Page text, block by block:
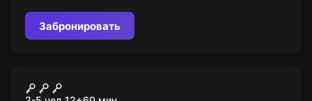
Забронировать
Mind Horror